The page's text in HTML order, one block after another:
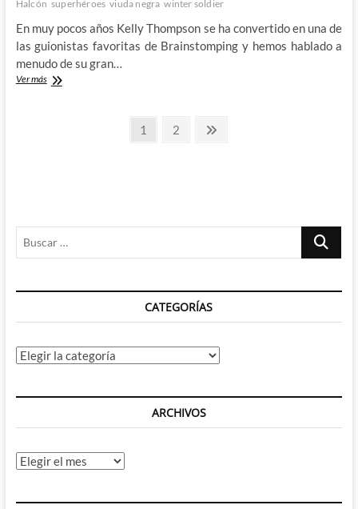
Halcón superhéroes viuda negra winter soldier
En muy pocos años Kelly Thompson se ha convertido en una de
las guionistas favoritas de Brainstomping y hemos hablado a
menudo de su gran…
Ver másLa
Página
1 Página
2
Buscar
CATEGORÍAS
Categorías
ARCHIVOS
Archivos